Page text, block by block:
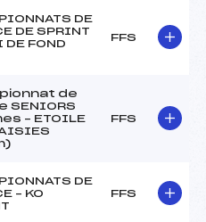
DE
DE SPRINT
DE FOND
FFS
de
SENIORS
– ETOILE
FFS
DE
– KO
FFS